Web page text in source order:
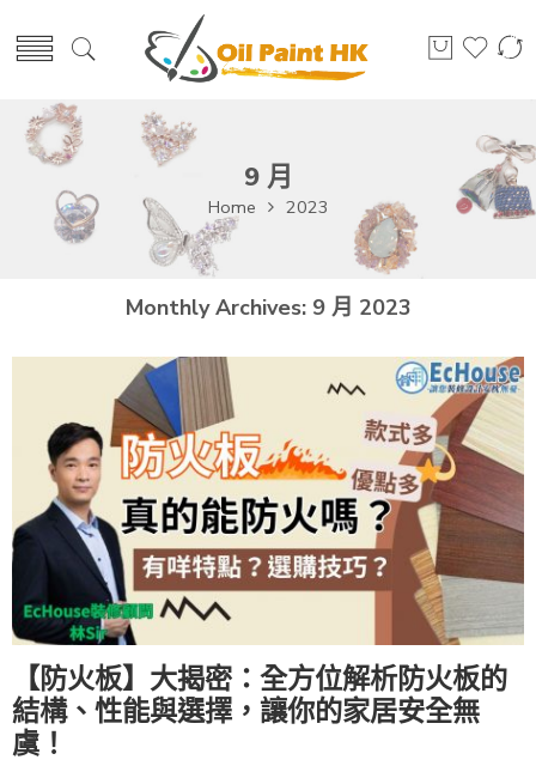
9 月
Home 2023
Monthly Archives: 9 月 2023
【防火板】大揭密：全方位解析防火板的
結構、性能與選擇，讓你的家居安全無
虞！